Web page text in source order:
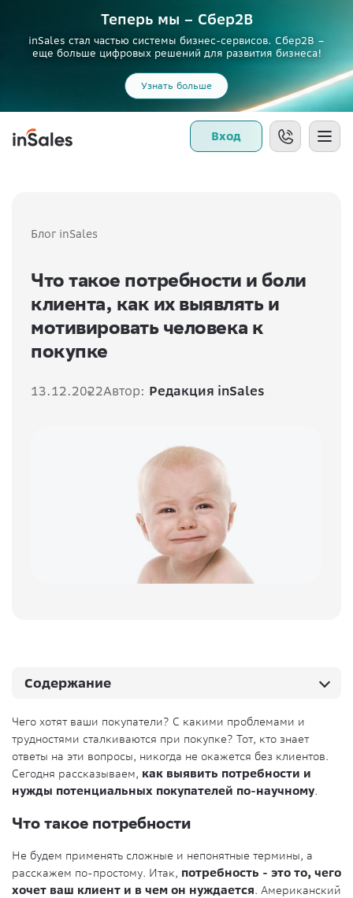
Теперь мы – Сбер2B
inSales стал частью системы бизнес-сервисов. Сбер2В –
еще больше цифровых решений для развития бизнеса!
Узнать больше
Вход
Блог inSales
Что такое потребности и боли
клиента, как их выявлять и
мотивировать человека к
покупке
13.12.2022Автор: Редакция inSales
Чего хотят ваши покупатели? С какими проблемами и
трудностями сталкиваются при покупке? Тот, кто знает
ответы на эти вопросы, никогда не окажется без клиентов.
Сегодня рассказываем, как выявить потребности и
нужды потенциальных покупателей по-научному.
Что такое потребности
Не будем применять сложные и непонятные термины, а
расскажем по-простому. Итак, потребность - это то, чего
хочет ваш клиент и в чем он нуждается. Американский
Содержание